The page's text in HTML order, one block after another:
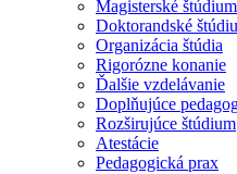
Magisterské štúdium
Doktorandské
Organizácia štúdia
Rigorózne konanie
Ďalšie vzdelávanie
Doplňujúce
Rozširujúce štúdium
Atestácie
Pedagogická prax